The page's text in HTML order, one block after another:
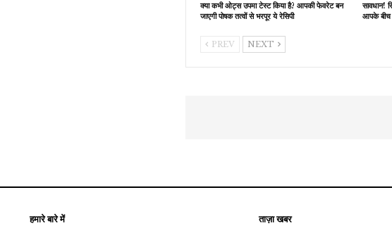
क्या कभी ओट्स उपमा टेस्ट किया है? आपकी फेवरेट बन
जाएगी पोषक तत्वों से भरपूर ये रेसिपी
सावधान!
आपके बीच
PREV NEXT
हमारे बारे में ताज़ा खबर